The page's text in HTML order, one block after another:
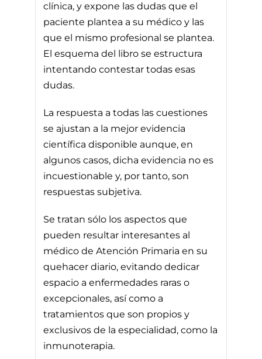
clínica, y expone las dudas que el
paciente plantea a su médico y las
que el mismo profesional se plantea.
El esquema del libro se estructura
intentando contestar todas esas
dudas.
La respuesta a todas las cuestiones
se ajustan a la mejor evidencia
científica disponible aunque, en
algunos casos, dicha evidencia no es
incuestionable y, por tanto, son
respuestas subjetiva.
Se tratan sólo los aspectos que
pueden resultar interesantes al
médico de Atención Primaria en su
quehacer diario, evitando dedicar
espacio a enfermedades raras o
excepcionales, así como a
tratamientos que son propios y
exclusivos de la especialidad, como la
inmunoterapia.